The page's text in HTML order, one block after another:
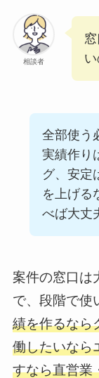
相談者
全部使う
実績作り
グ、安定
を上げる
べば大丈
案件の窓口は
で、段階で使
績を作るなら
働したいなら
すなら直営業